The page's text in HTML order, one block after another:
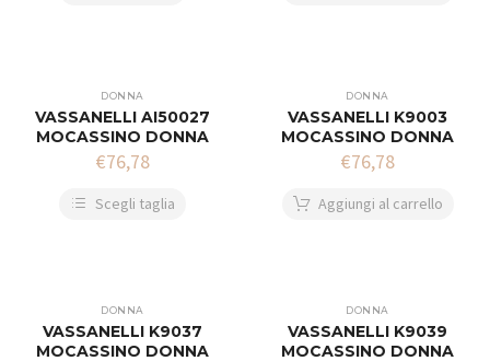
DONNA
VASSANELLI AI50027
MOCASSINO DONNA
€76,78
Scegli taglia
DONNA
VASSANELLI K9003
MOCASSINO DONNA
€76,78
Aggiungi al carrello
DONNA
VASSANELLI K9037
MOCASSINO DONNA
DONNA
VASSANELLI K9039
MOCASSINO DONNA